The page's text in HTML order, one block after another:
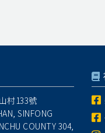
村133號
SINFONG
COUNTY 304,